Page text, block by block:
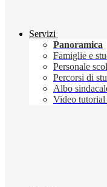
Servizi
Panoramica
Famiglie e
Personale
Percorsi di
Albo
Video tutorial